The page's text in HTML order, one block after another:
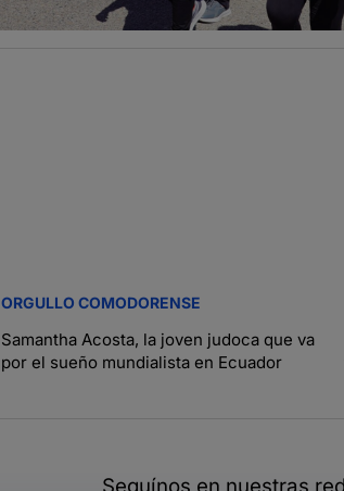
ORGULLO COMODORENSE
Samantha Acosta, la joven judoca que va
por el sueño mundialista en Ecuador